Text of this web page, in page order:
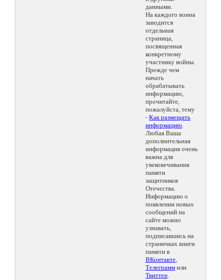
данными.
На каждого воина
заводится
отдельная
страница,
посвященная
конкретному
участнику войны.
Прежде чем
начать
обрабатывать
информацию,
прочитайте,
пожалуйста, тему
- Как размещать
информацию.
Любая Ваша
дополнительная
информация очень
важна для
увековечивания
памяти
защитников
Отечества.
Информацию о
появлении новых
сообщений на
сайте можно
узнавать,
подписавшись на
страничках книги
памяти в
ВКонтакте,
Телеграмм или
Твиттер.